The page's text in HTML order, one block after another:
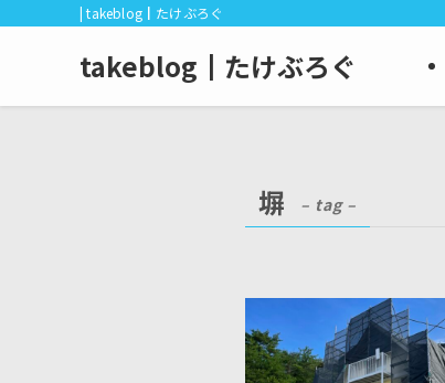
| takeblog┃たけぶろぐ
takeblog┃たけぶろぐ
塀 – tag –